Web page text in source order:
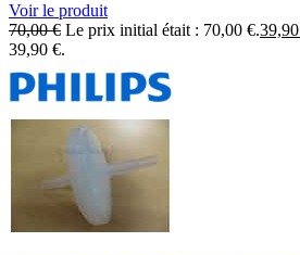
Voir le produit
70,00€ Le prix initial était : 70,00 €.39,90
39,90 €.